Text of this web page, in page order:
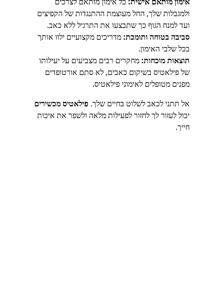
ולמגבלות שלך, החל מעוצמת ההתנגדות של הקפיצים
ועד למנח הגוף כך שתבצעו את התרגיל ללא כאב.
סביבה בטוחה ותומכת: מדריכים מקצועיים ילוו אותך
בכל שלבי האימון.
תוצאות מוכחות: מחקרים רבים מצביעים על יעילותו
של פילאטיס בשיקום כאבים, לא סתם אורטופדים
מפנים מטופלים לאימוני פילאטיס.
אל תתני לכאב לשלוט בחיים שלך. פילאטיס מכשירים
יכול לעזור לך לחזור לפעילות מלאה ולשפר את איכות
חייך.